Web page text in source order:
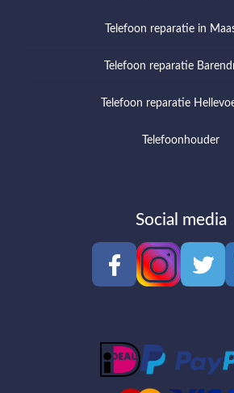
Telefoon reparatie in
Telefoon reparatie
Telefoon reparatie
Telefoonhouder
Social media